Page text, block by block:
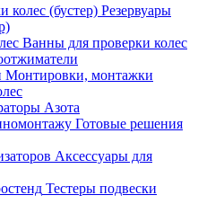
Резервуары
Ванны для проверки колес
Монтировки, монтажки
Азота
Готовые решения
Аксессуары для
Тестеры подвески